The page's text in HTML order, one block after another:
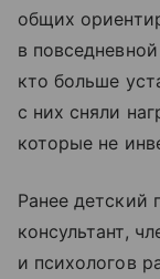
общих
в
кто больше
с них сняли
которые не
Ранее детский
консультант,
и психологов